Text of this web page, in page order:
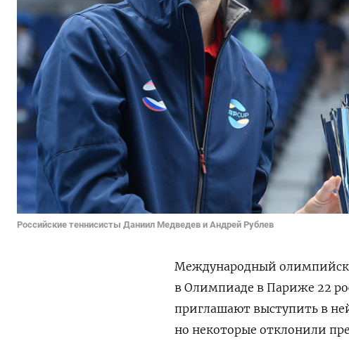
Российские теннисисты Даниил Медведев и Андрей Рублев
Международный
в Олимпиаде в Париже 22
приглашают выступить в
но некоторые отклонили